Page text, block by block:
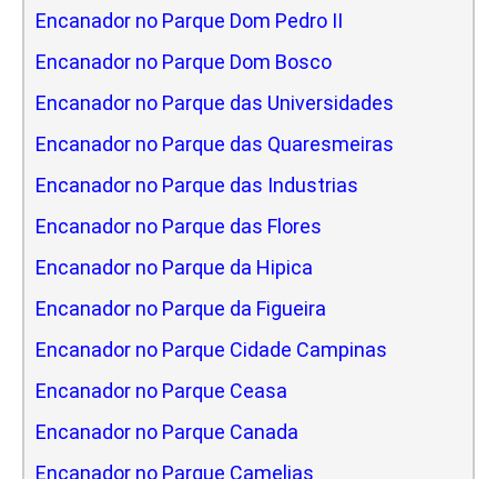
Encanador no Parque Dom Pedro II
Encanador no Parque Dom Bosco
Encanador no Parque das Universidades
Encanador no Parque das Quaresmeiras
Encanador no Parque das Industrias
Encanador no Parque das Flores
Encanador no Parque da Hipica
Encanador no Parque da Figueira
Encanador no Parque Cidade Campinas
Encanador no Parque Ceasa
Encanador no Parque Canada
Encanador no Parque Camelias